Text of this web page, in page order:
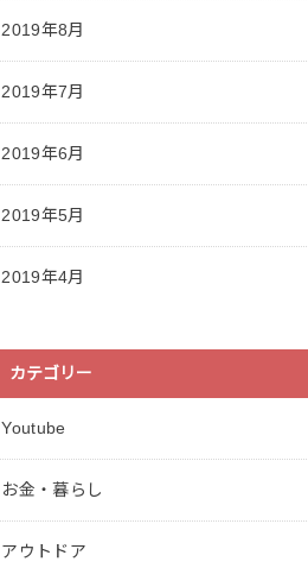
2019年8月
2019年7月
2019年6月
2019年5月
2019年4月
カテゴリー
Youtube
お金・暮らし
アウトドア